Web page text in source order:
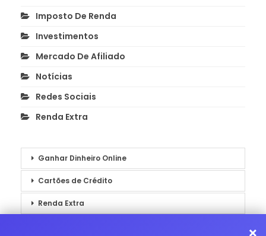
Imposto De Renda
Investimentos
Mercado De Afiliado
Notícias
Redes Sociais
Renda Extra
Ganhar Dinheiro Online
Cartões de Crédito
Renda Extra